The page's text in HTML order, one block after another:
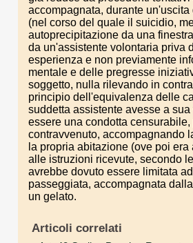
accompagnata, durante
(nel corso del quale il suicidio,
autoprecipitazione da una
da un'assistente volontaria priva
esperienza e non previamente
mentale e delle pregresse
soggetto, nulla rilevando in
principio dell'equivalenza delle
suddetta assistente avesse a
essere una condotta censurabile,
contravvenuto, accompagnando
la propria abitazione (ove poi era
alle istruzioni ricevute, secondo
avrebbe dovuto essere limitata
passeggiata, accompagnata
un gelato.
Articoli correlati